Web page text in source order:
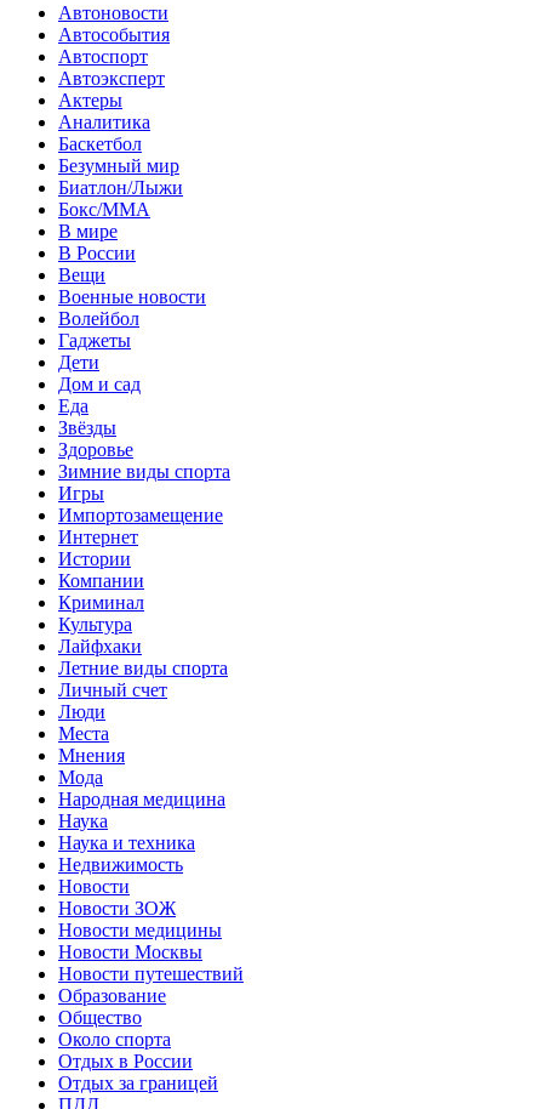
Автоновости
Автособытия
Автоспорт
Автоэксперт
Актеры
Аналитика
Баскетбол
Безумный мир
Биатлон/Лыжи
Бокс/MMA
В мире
В России
Вещи
Военные новости
Волейбол
Гаджеты
Дети
Дом и сад
Еда
Звёзды
Здоровье
Зимние виды спорта
Игры
Импортозамещение
Интернет
Истории
Компании
Криминал
Культура
Лайфхаки
Летние виды спорта
Личный счет
Люди
Места
Мнения
Мода
Народная медицина
Наука
Наука и техника
Недвижимость
Новости
Новости ЗОЖ
Новости медицины
Новости Москвы
Новости путешествий
Образование
Общество
Около спорта
Отдых в России
Отдых за границей
ПДД